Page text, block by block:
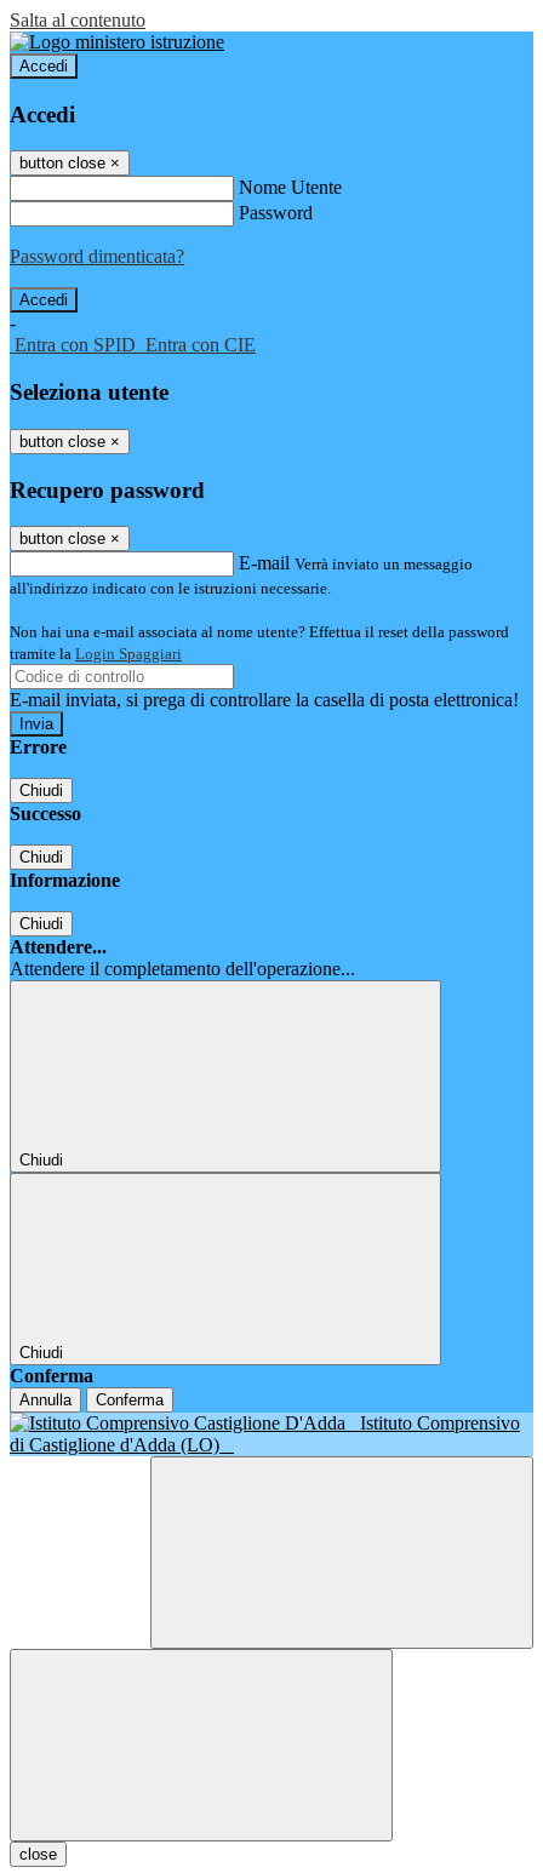
Salta al contenuto
Accedi
Accedi
button close ×
Nome Utente
Password
Password dimenticata?
-
Entra con SPID Entra con CIE
Seleziona utente
button close ×
Recupero password
button close ×
E-mail Verrà inviato un messaggio
all'indirizzo indicato con le istruzioni necessarie.
Non hai una e-mail associata al nome utente? Effettua il reset della password
tramite la Login Spaggiari
E-mail inviata, si prega di controllare la casella di posta elettronica!
Errore
Chiudi
Successo
Chiudi
Informazione
Chiudi
Attendere...
Attendere il completamento dell'operazione...
Chiudi
Chiudi
Conferma
Annulla Conferma
Istituto Comprensivo
di Castiglione d'Adda (LO)
close